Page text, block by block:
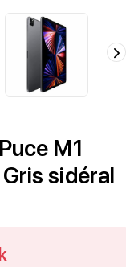
M1
sidéral